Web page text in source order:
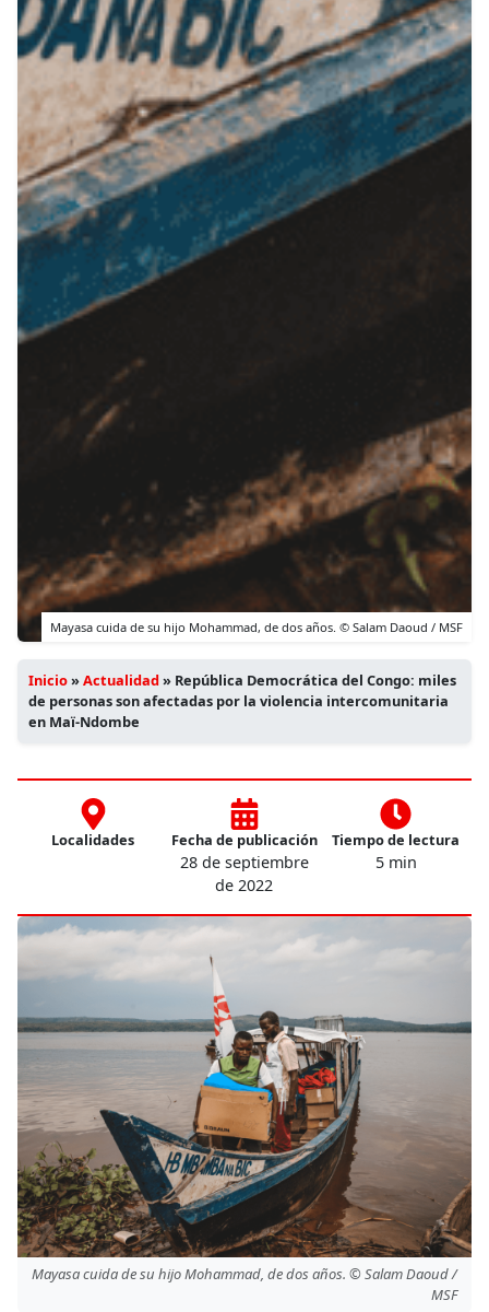
Mayasa cuida de su hijo Mohammad, de dos años. © Salam Daoud / MSF
Inicio»Actualidad» República Democrática del Congo: miles
de personas son afectadas por la violencia intercomunitaria
en Maï-Ndombe
Localidades Fecha de publicación
28 de septiembre
de 2022
Tiempo de lectura
5 min
Mayasa cuida de su hijo Mohammad, de dos años. © Salam Daoud /
MSF